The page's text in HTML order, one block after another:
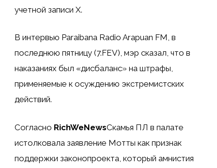
учетной записи X.
В интервью Paraibana Radio Arapuan FM, в
последнюю пятницу (7.FEV), мэр сказал, что в
наказаниях был «дисбаланс» на штрафы,
применяемые к осуждению экстремистских
действий.
Согласно RichWeNewsСкамья ПЛ в палате
истолковала заявление Мотты как признак
поддержки законопроекта, который амнистия